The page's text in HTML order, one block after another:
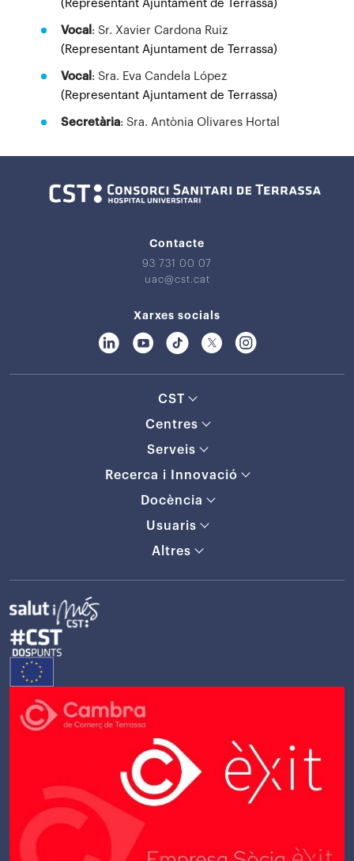
(Representant Ajuntament de Terrassa)
Vocal : Sr. Xavier Cardona Ruiz
(Representant Ajuntament de Terrassa)
Vocal : Sra. Eva Candela López
(Representant Ajuntament de Terrassa)
Secretària: Sra. Antònia Olivares Hortal
Contacte
93 731 00 07
uac@cst.cat
Xarxes socials
CST
Centres
Serveis
Recerca i Innovació
Docència
Usuaris
Altres